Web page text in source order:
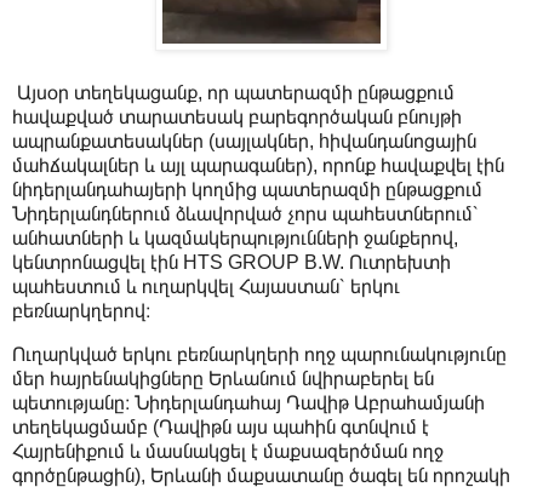
Այսօր տեղեկացանք, որ պատերազմի ընթացքում
հավաքված տարատեսակ բարեգործական բնույթի
ապրանքատեսակներ (սայլակներ, hիվանդանոցային
մահճակալներ և այլ պարագաներ), որոնք հավաքվել էին
նիդերլանդահայերի կողմից պատերազմի ընթացքում
Նիդերլանդներում ձևավորված չորս պահեստներում՝
անհատների և կազմակերպությունների ջանքերով,
կենտրոնացվել էին HTS GROUP B.W. Ուտրեխտի
պահեստում և ուղարկվել Հայաստան՝ երկու
բեռնարկղերով։
Ուղարկված երկու բեռնարկղերի ողջ պարունակությունը
մեր հայրենակիցները Երևանում նվիրաբերել են
պետությանը։ Նիդերլանդահայ Դավիթ Աբրահամյանի
տեղեկացմամբ (Դավիթն այս պահին գտնվում է
Հայրենիքում և մասնակցել է մաքսազերծման ողջ
գործընթացին), Երևանի մաքսատանը ծագել են որոշակի